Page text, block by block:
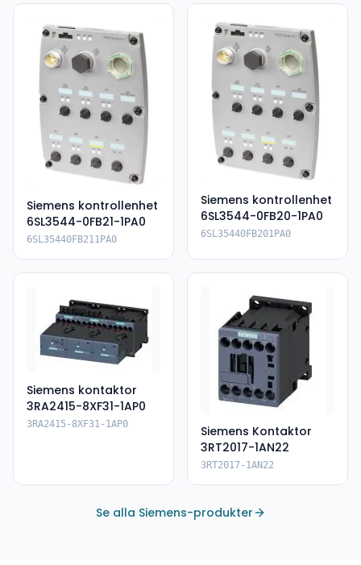
Siemens kontrollenhet
6SL3544-0FB21-1PA0
6SL35440FB211PA0
Siemens kontrollenhet
6SL3544-0FB20-1PA0
6SL35440FB201PA0
Siemens kontaktor
3RA2415-8XF31-1AP0
3RA2415-8XF31-1AP0
Siemens Kontaktor
3RT2017-1AN22
3RT2017-1AN22
Se alla Siemens-produkter